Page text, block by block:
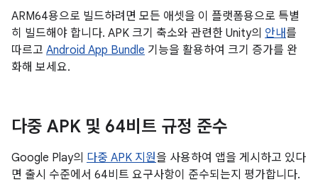
ARM64용으로 빌드하려면 모든 애셋을 이 플랫폼용으로 특별
히 빌드해야 합니다. APK 크기 축소와 관련한 Unity의 안내를
따르고 Android App Bundle 기능을 활용하여 크기 증가를 완
화해 보세요.
다중 APK 및 64비트 규정 준수
Google Play의 다중 APK 지원을 사용하여 앱을 게시하고 있다
면 출시 수준에서 64비트 요구사항이 준수되는지 평가합니다.